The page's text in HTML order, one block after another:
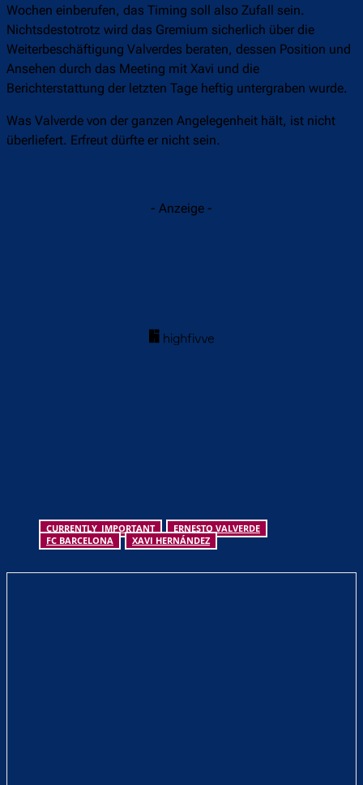
Wochen einberufen, das Timing soll also Zufall sein.
Nichtsdestotrotz wird das Gremium sicherlich über die
Weiterbeschäftigung Valverdes beraten, dessen Position und
Ansehen durch das Meeting mit Xavi und die
Berichterstattung der letzten Tage heftig untergraben wurde.
Was Valverde von der ganzen Angelegenheit hält, ist nicht
überliefert. Erfreut dürfte er nicht sein.
- Anzeige -
CURRENTLY_IMPORTANT
ERNESTO VALVERDE
FC BARCELONA
XAVI HERNÁNDEZ